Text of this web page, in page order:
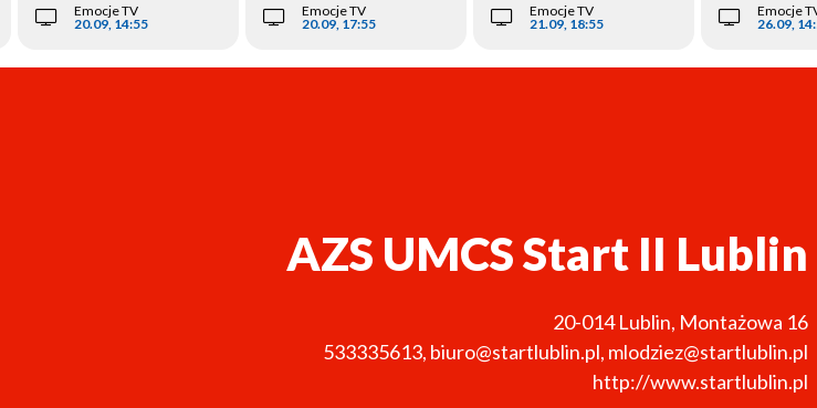
Emocje TV
20.09, 14:55
Emocje TV
20.09, 17:55
Emocje TV
21.09, 18:55
Emocje
26.09,
AZS UMCS Start II Lublin
20-014 Lublin, Montażowa 16
533335613, biuro@startlublin.pl, mlodziez@startlublin.pl
http://www.startlublin.pl